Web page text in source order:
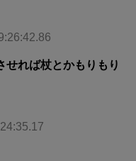
せれば杖とかもりもり